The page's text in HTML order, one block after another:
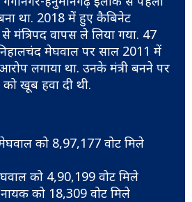
था. 2018 में हुए कैबिनेट
मंत्रिपद वापस ले लिया गया. 47
मेघवाल पर साल 2011 में
लगाया था. उनके मंत्री बनने पर
को खूब हवा दी थी.
को 8,97,177 वोट मिले
को 4,90,199 वोट मिले
को 18,309 वोट मिले